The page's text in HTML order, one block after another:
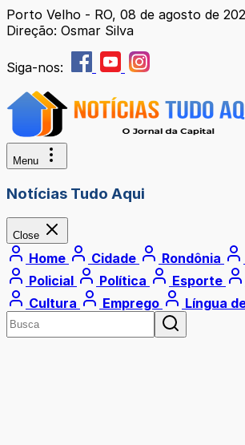
Porto Velho - RO, 08 de agosto de
Direção: Osmar Silva
Siga-nos:
Menu
Notícias Tudo Aqui
Close
Home Cidade Rondônia
Policial
Política Esporte
Cultura
Emprego Língua